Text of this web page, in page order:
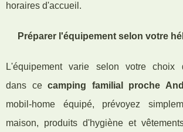
horaires d'accueil.
Préparer l'équipement selon votre
L'équipement varie selon votre choix
dans cecamping familial proche
mobil-home équipé, prévoyez
maison, produits d'hygiène et